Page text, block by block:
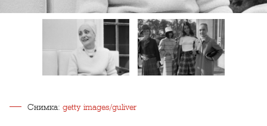
Снимка: getty images/guliver